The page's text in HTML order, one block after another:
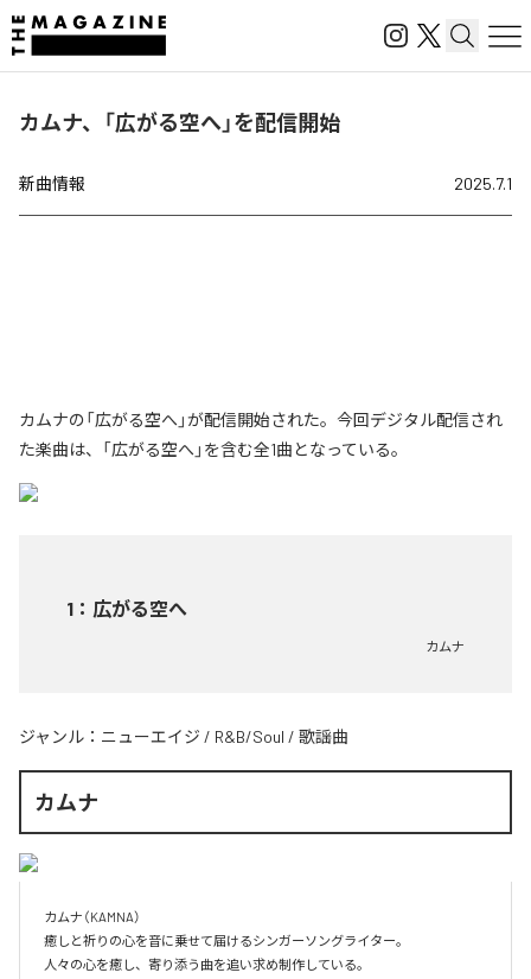
カムナ、「広がる空へ」を配信開始
新曲情報 2025.7.1
カムナの「広がる空へ」が配信開始された。今回デジタル配信され
た楽曲は、「広がる空へ」を含む全1曲となっている。
1 ： 広がる空へ
カムナ
ジャンル： ニューエイジ / R&B/Soul / 歌謡曲
カムナ
カムナ（KAMNA）
癒しと祈りの心を音に乗せて届けるシンガーソングライター。
人々の心を癒し、寄り添う曲を追い求め制作している。